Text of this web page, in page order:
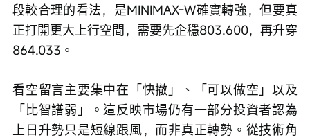
段較合理的看法，是MINIMAX-W確實轉強，但要真
正打開更大上行空間，需要先企穩803.600，再升穿
864.033。
看空留言主要集中在「快撤」、「可以做空」以及
「比智譜弱」。這反映市場仍有一部分投資者認為
上日升勢只是短線跟風，而非真正轉勢。從技術角